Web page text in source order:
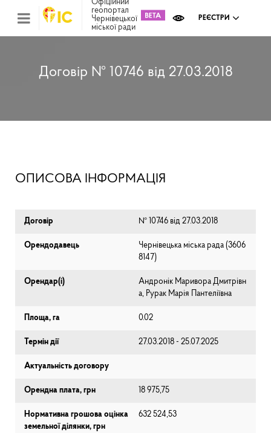
Офіційний
геопортал
Чернівецької
міської ради
РЕЄСТРИ
Договір № 10746 від 27.03.2018
ОПИСОВА ІНФОРМАЦІЯ
Договір № 10746 від 27.03.2018
Орендодавець
Чернівецька міська рада (⁨3606
8147⁩)
Орендар(і)
Андронік Маривора Дмитрівн
а, Рурак Марія Пантеліївна
Площа, га 0.02
Термін дії 27.03.2018 - 25.07.2025
Актуальність договору
Орендна плата, грн 18 975,75
Нормативна грошова оцінка
земельної ділянки, грн
632 524,53